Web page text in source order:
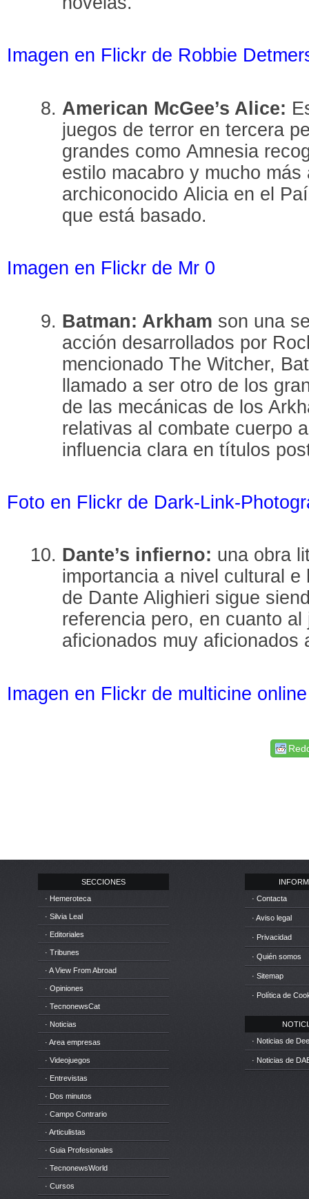
Imagen en Flickr de Robbie
American McGee’s Alice:
juegos de terror en tercera
grandes como Amnesia
estilo macabro y mucho más
archiconocido Alicia en el
que está basado.
Imagen en Flickr de Mr 0
Batman: Arkham son una
acción desarrollados por
mencionado The Witcher,
llamado a ser otro de los
de las mecánicas de los
relativas al combate cuerpo
influencia clara en títulos
Foto en Flickr de Dark-Link-
Dante’s infierno: una obra
importancia a nivel cultural e
de Dante Alighieri sigue
referencia pero, en cuanto
aficionados muy aficionados
Imagen en Flickr de multicine online
SECCIONES
· Hemeroteca
· Silvia Leal
· Editoriales
· Tribunes
· A View From Abroad
· Opiniones
· TecnonewsCat
· Noticias
· Area empresas
· Videojuegos
· Entrevistas
· Dos minutos
· Campo Contrario
· Articulistas
· Guia Profesionales
· TecnonewsWorld
· Cursos
· Contacta
· Aviso legal
· Privacidad
· Quién somos
· Sitemap
· Política de
· Noticias de
· Noticias de